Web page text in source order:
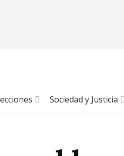
Sociedad y Justicia